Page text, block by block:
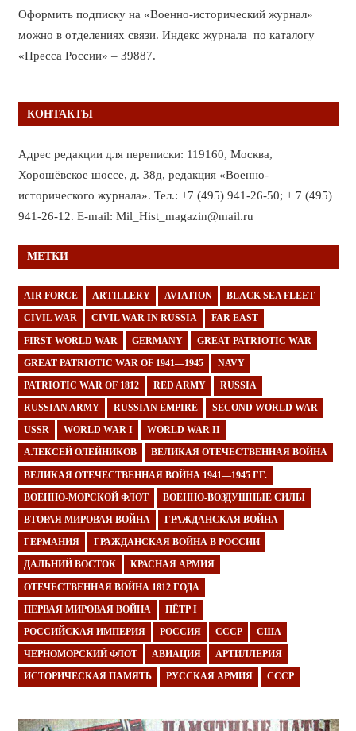
Оформить подписку на «Военно-исторический журнал»
можно в отделениях связи. Индекс журнала по каталогу
«Пресса России» – 39887.
КОНТАКТЫ
Адрес редакции для переписки: 119160, Москва,
Хорошёвское шоссе, д. 38д, редакция «Военно-
исторического журнала». Тел.: +7 (495) 941-26-50; + 7 (495)
941-26-12. E-mail: Mil_Hist_magazin@mail.ru
МЕТКИ
AIR FORCE ARTILLERY AVIATION BLACK SEA FLEET
CIVIL WAR CIVIL WAR IN RUSSIA FAR EAST
FIRST WORLD WAR GERMANY GREAT PATRIOTIC WAR
GREAT PATRIOTIC WAR OF 1941—1945 NAVY
PATRIOTIC WAR OF 1812 RED ARMY RUSSIA
RUSSIAN ARMY RUSSIAN EMPIRE SECOND WORLD WAR
USSR WORLD WAR I WORLD WAR II
АЛЕКСЕЙ ОЛЕЙНИКОВ ВЕЛИКАЯ ОТЕЧЕСТВЕННАЯ ВОЙНА
ВЕЛИКАЯ ОТЕЧЕСТВЕННАЯ ВОЙНА 1941—1945 ГГ.
ВОЕННО-МОРСКОЙ ФЛОТ ВОЕННО-ВОЗДУШНЫЕ СИЛЫ
ВТОРАЯ МИРОВАЯ ВОЙНА ГРАЖДАНСКАЯ ВОЙНА
ГЕРМАНИЯ ГРАЖДАНСКАЯ ВОЙНА В РОССИИ
ДАЛЬНИЙ ВОСТОК КРАСНАЯ АРМИЯ
ОТЕЧЕСТВЕННАЯ ВОЙНА 1812 ГОДА
ПЕРВАЯ МИРОВАЯ ВОЙНА ПЁТР I
РОССИЙСКАЯ ИМПЕРИЯ РОССИЯ СССР США
ЧЕРНОМОРСКИЙ ФЛОТ АВИАЦИЯ АРТИЛЛЕРИЯ
ИСТОРИЧЕСКАЯ ПАМЯТЬ РУССКАЯ АРМИЯ СССР